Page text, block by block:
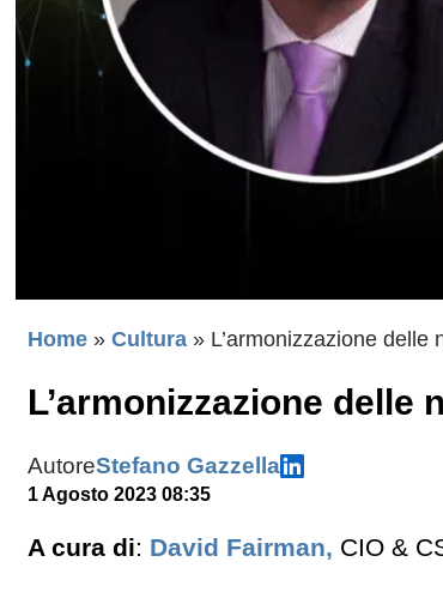
Home » Cultura » L’armonizzazione
L’armonizzazione
AutoreStefano Gazzella
1 Agosto 2023 08:35
A cura di: David Fairman, CIO &